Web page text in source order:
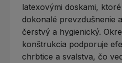
latexovými doskami,
dokonalé prevzdušnenie
čerstvý a hygienický.
konštrukcia podporuje
chrbtice a svalstva, čo